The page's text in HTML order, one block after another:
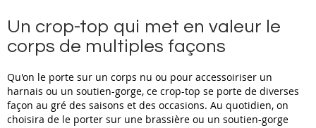
Un crop-top qui met en valeur le
corps de multiples façons
Qu'on le porte sur un corps nu ou pour accessoiriser un
harnais ou un soutien-gorge, ce crop-top se porte de diverses
façon au gré des saisons et des occasions. Au quotidien, on
choisira de le porter sur une brassière ou un soutien-gorge